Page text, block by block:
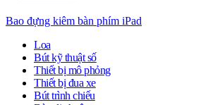
Bao đựng kiêm bàn phím iPad
Loa
Bút kỹ thuật số
Thiết bị mô phỏng
Thiết bị đua xe
Bút trình chiếu